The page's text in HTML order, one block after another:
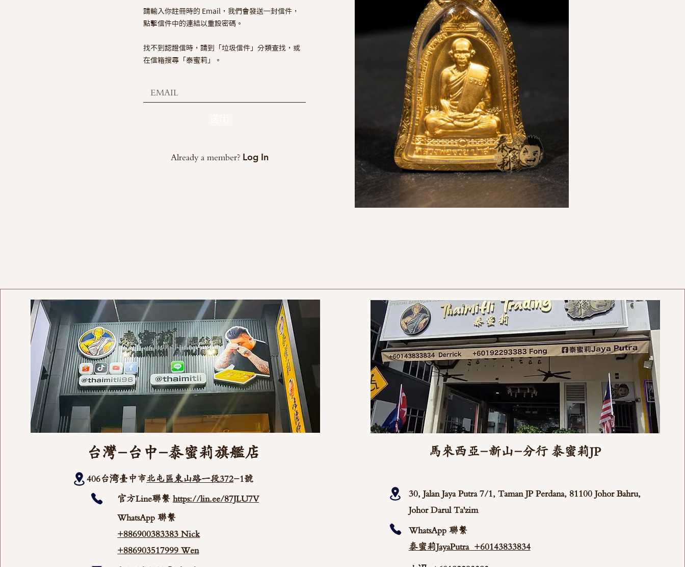
請輸入你註冊時的 Email，我們會發送一封信件，
點擊信件中的連結以重設密碼。
找不到認證信時，請到「垃圾信件」分類查找，或
在信箱搜尋「泰蜜莉」。
Already a member? Log In
台灣-台中-泰蜜莉旗艦店
406台湾臺中市北屯區東山路一段372-1號
官方Line聯繫https://lin.ee/87JLU7V
WhatsApp 聯繫
+886900383383 Nick
+886903517999 Wen
馬來西亞-新山-分行 泰蜜莉JP
30, Jalan Jaya Putra 7/1, Taman JP Perdana, 81100 Johor Bahru,
Johor Darul Ta'zim
WhatsApp 聯繫
泰蜜莉JayaPutra +60143833834